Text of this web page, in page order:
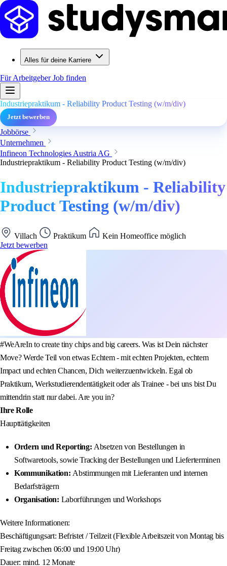
Alles für deine Karriere
Für ArbeitgeberJob finden
Industriepraktikum - Reliability Product Testing (w/m/div)
Jetzt bewerben
Jobbörse
Unternehmen
Infineon Technologies Austria AG
Industriepraktikum - Reliability Product Testing (w/m/div)
Industriepraktikum - Reliability
Product Testing (w/m/div)
Villach Praktikum
Kein Homeoffice möglich
Jetzt bewerben
#WeAreIn to create tiny chips and big careers. Was ist Dein nächster
Move? Werde Teil von etwas Echtem - mit echten Projekten, echtem
Impact und echten Chancen, Dich weiterzuentwickeln. Egal ob
Praktikum, Werkstudierendentätigkeit oder als Trainee - bei uns bist Du
mittendrin statt nur dabei. Are you in?
Ihre Rolle
Haupttätigkeiten
Ordern und Reporting: Absetzen von Bestellungen in
Softwaretools, sowie Tracking der Bestellungen und Lieferterminen
Kommunikation: Abstimmungen mit Lieferanten und internen
Bedarfsträgern
Organisation: Laborführungen und Workshops
Weitere Informationen:
Beschäftigungsart: Befristet / Teilzeit (Flexible Arbeitszeit von Montag bis
Freitag zwischen 06:00 und 19:00 Uhr)
Dauer: mind. 12 Monate